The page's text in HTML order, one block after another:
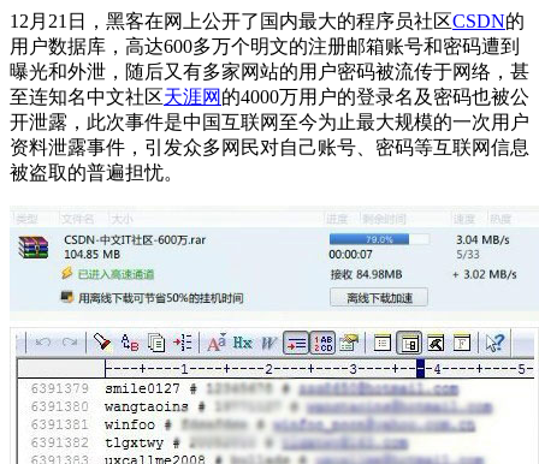
12月21日，黑客在网上公开了国内最大的程序员社区CSDN的
用户数据库，高达600多万个明文的注册邮箱账号和密码遭到
曝光和外泄，随后又有多家网站的用户密码被流传于网络，甚
至连知名中文社区天涯网 的4000万用户的登录名及密码也被公
开泄露，此次事件是中国互联网至今为止最大规模的一次用户
资料泄露事件，引发众多网民对自己账号、密码等互联网信息
被盗取的普遍担忧。